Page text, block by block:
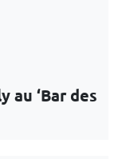
au ‘Bar des